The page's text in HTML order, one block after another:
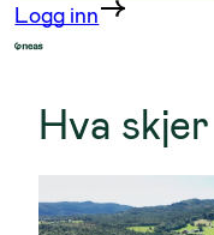
Logg inn
Hva